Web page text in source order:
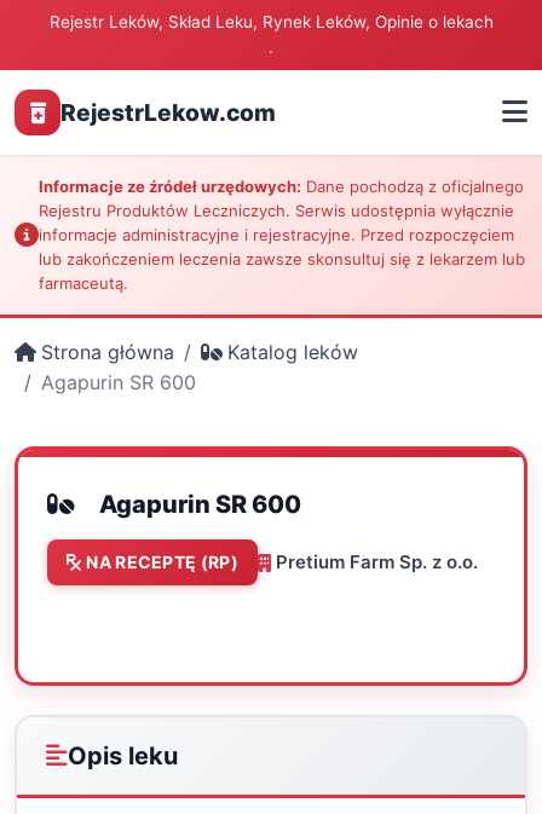
Rejestr Leków, Skład Leku, Rynek Leków, Opinie o lekach
.
RejestrLekow.com
Informacje ze źródeł urzędowych: Dane pochodzą z oficjalnego
Rejestru Produktów Leczniczych. Serwis udostępnia wyłącznie
informacje administracyjne i rejestracyjne. Przed rozpoczęciem
lub zakończeniem leczenia zawsze skonsultuj się z lekarzem lub
farmaceutą.
Strona główna
Katalog leków
Agapurin SR 600
Agapurin SR 600
NA RECEPTĘ (RP) Pretium Farm Sp. z o.o.
Opis leku